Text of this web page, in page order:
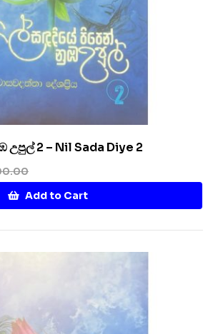
2 – Nil Sada Diye 2
Add to Cart